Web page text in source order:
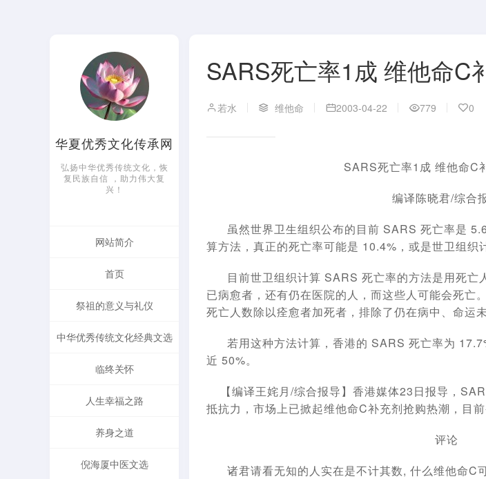
华夏优秀文化传承网
弘扬中华优秀传统文化，恢
复民族自信 ，助力伟大复
兴！
网站简介
首页
祭祖的意义与礼仪
中华优秀传统文化经典文选
临终关怀
人生幸福之路
养身之道
倪海厦中医文选
SARS死亡率1成 维他命C
若水 维他命 2003-04-22 779 0
SARS死亡率1成 维他命C
编译陈晓君/综合
虽然世界卫生组织公布的目前 SARS 死亡率是
算方法，真正的死亡率可能是 10.4%，或是世卫组织
目前世卫组织计算 SARS 死亡率的方法是用死亡
已病愈者，还有仍在医院的人，而这些人可能会死亡
死亡人数除以痊愈者加死者，排除了仍在病中、命运
若用这种方法计算，香港的 SARS 死亡率为
近 50%。
【编译王姹月/综合报导】香港媒体23日报导，
抵抗力，市场上已掀起维他命C补充剂抢购热潮，目
评论
诸君请看无知的人实在是不计其数, 什么维他命C